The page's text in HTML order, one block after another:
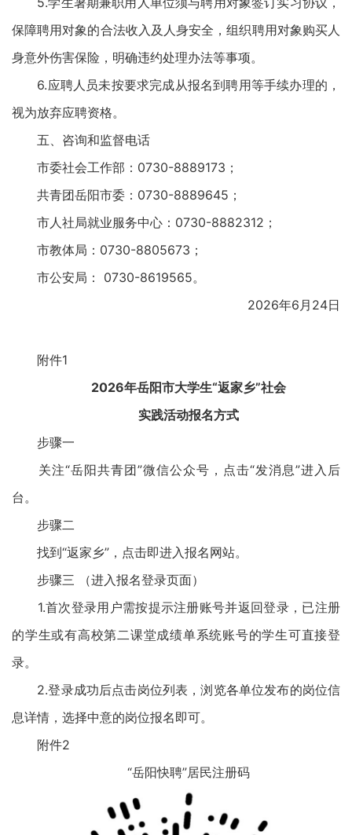
保障聘用对象的合法收入及人身安全，组织聘用对象购买人
身意外伤害保险，明确违约处理办法等事项。
6.应聘人员未按要求完成从报名到聘用等手续办理的，
视为放弃应聘资格。
五、咨询和监督电话
市委社会工作部：0730-8889173；
共青团岳阳市委：0730-8889645；
市人社局就业服务中心：0730-8882312；
市教体局：0730-8805673；
市公安局： 0730-8619565。
2026年6月24日
附件1
2026年岳阳市大学生“返家乡”社会
实践活动报名方式
步骤一
关注“岳阳共青团”微信公众号，点击“发消息”进入后
台。
步骤二
找到“返家乡”，点击即进入报名网站。
步骤三 （进入报名登录页面）
1.首次登录用户需按提示注册账号并返回登录，已注册
的学生或有高校第二课堂成绩单系统账号的学生可直接登
录。
2.登录成功后点击岗位列表，浏览各单位发布的岗位信
息详情，选择中意的岗位报名即可。
附件2
“岳阳快聘”居民注册码